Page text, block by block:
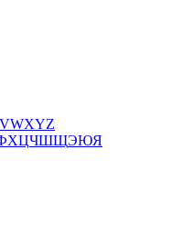
VWXYZ
ХЦЧШЩЭЮЯ